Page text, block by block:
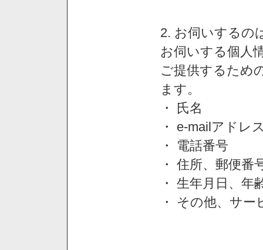
2. お伺いするの
お伺いする個人
ご提供するため
ます。
・ 氏名
・ e-mailアドレ
・ 電話番号
・ 住所、郵便番
・ 生年月日、年
・ その他、サ